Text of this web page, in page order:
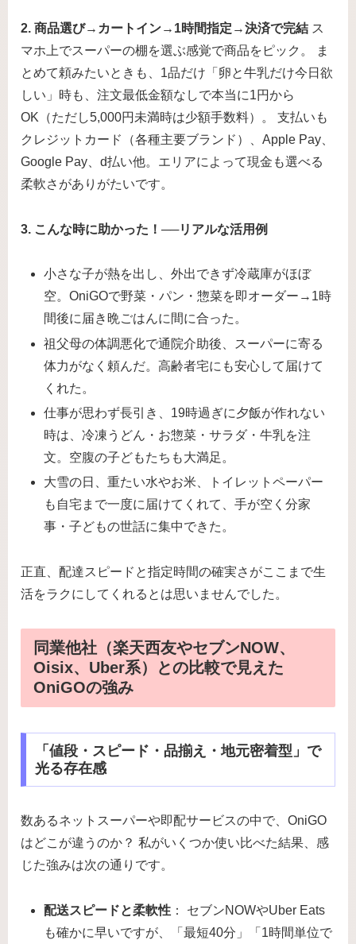
2. 商品選び→カートイン→1時間指定→決済で完結 ス
マホ上でスーパーの棚を選ぶ感覚で商品をピック。 ま
とめて頼みたいときも、1品だけ「卵と牛乳だけ今日欲
しい」時も、注文最低金額なしで本当に1円から
OK（ただし5,000円未満時は少額手数料）。 支払いも
クレジットカード（各種主要ブランド）、Apple Pay、
Google Pay、d払い他。エリアによって現金も選べる
柔軟さがありがたいです。
3. こんな時に助かった！──リアルな活用例
小さな子が熱を出し、外出できず冷蔵庫がほぼ
空。OniGOで野菜・パン・惣菜を即オーダー→1時
間後に届き晩ごはんに間に合った。
祖父母の体調悪化で通院介助後、スーパーに寄る
体力がなく頼んだ。高齢者宅にも安心して届けて
くれた。
仕事が思わず長引き、19時過ぎに夕飯が作れない
時は、冷凍うどん・お惣菜・サラダ・牛乳を注
文。空腹の子どもたちも大満足。
大雪の日、重たい水やお米、トイレットペーパー
も自宅まで一度に届けてくれて、手が空く分家
事・子どもの世話に集中できた。
正直、配達スピードと指定時間の確実さがここまで生
活をラクにしてくれるとは思いませんでした。
同業他社（楽天西友やセブンNOW、
Oisix、Uber系）との比較で見えた
OniGOの強み
「値段・スピード・品揃え・地元密着型」で
光る存在感
数あるネットスーパーや即配サービスの中で、OniGO
はどこが違うのか？ 私がいくつか使い比べた結果、感
じた強みは次の通りです。
配送スピードと柔軟性 ： セブンNOWやUber Eats
も確かに早いですが、「最短40分」「1時間単位で